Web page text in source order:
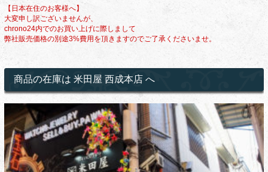
【日本在住のお客様へ】
大変申し訳ございませんが、
chrono24内でのお買い上げに際しまして
弊社販売価格の別途3%費用を頂きますのでご了承くださいませ。
商品の在庫は 米田屋 西成本店 へ